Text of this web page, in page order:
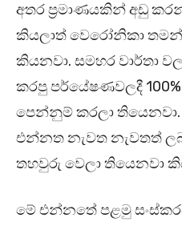
අතර ප්‍රමාණයකින් අඩු
කියලාත් වෙරෝනිකා
කියනවා. සමහර වාර්තා
කරපු පර්යේෂණවලදී
පෙන්නුම් කරලා තියෙනවා.
එන්නත නැවත නැවතත්
තහවුරු වෙලා තියෙනවා
මේ එන්නතේ පළමු